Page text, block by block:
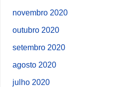
novembro 2020
outubro 2020
setembro 2020
agosto 2020
julho 2020